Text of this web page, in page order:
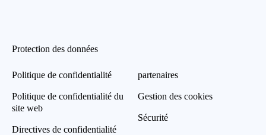
Protection des données
Politique de confidentialité
Politique de confidentialité du
site web
Directives de confidentialité
partenaires
Gestion des cookies
Sécurité